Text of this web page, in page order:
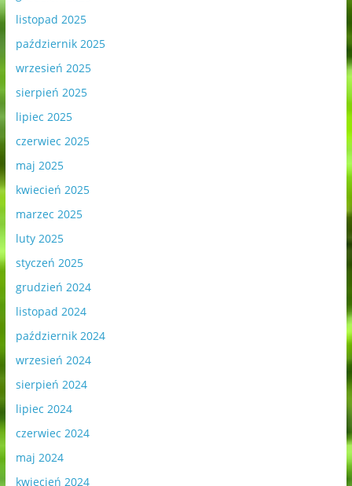
listopad 2025
październik 2025
wrzesień 2025
sierpień 2025
lipiec 2025
czerwiec 2025
maj 2025
kwiecień 2025
marzec 2025
luty 2025
styczeń 2025
grudzień 2024
listopad 2024
październik 2024
wrzesień 2024
sierpień 2024
lipiec 2024
czerwiec 2024
maj 2024
kwiecień 2024